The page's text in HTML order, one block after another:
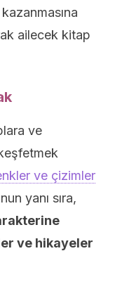
ailecek kitap
ve
ve çizimler
yanı sıra,
ve hikayeler